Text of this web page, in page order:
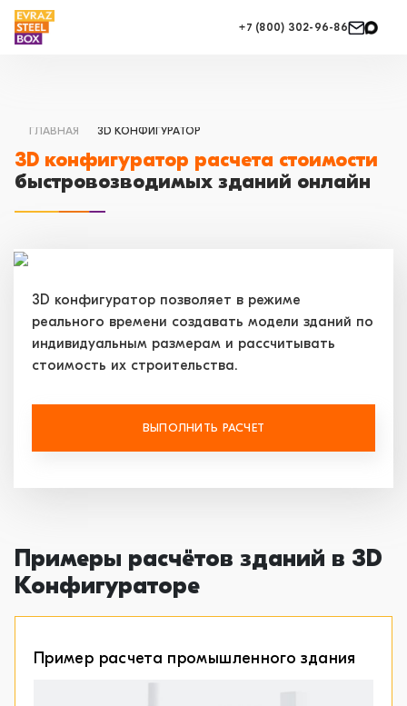
+7 (800) 302-96-86
ГЛАВНАЯ 3D КОНФИГУРАТОР
3D конфигуратор расчета стоимости
быстровозводимых зданий онлайн
3D конфигуратор позволяет в режиме
реального времени создавать модели зданий по
индивидуальным размерам и рассчитывать
стоимость их строительства.
ВЫПОЛНИТЬ РАСЧЕТ
Примеры расчётов зданий в 3D
Конфигураторе
Пример расчета промышленного здания